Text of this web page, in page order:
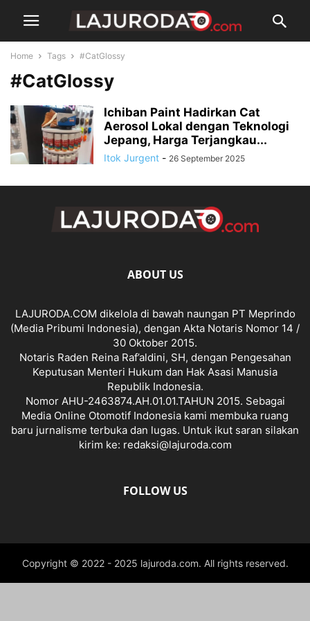
Home Tags #CatGlossy
#CatGlossy
Ichiban Paint Hadirkan Cat
Aerosol Lokal dengan Teknologi
Jepang, Harga Terjangkau...
Itok Jurgent - 26 September 2025
ABOUT US
LAJURODA.COM dikelola di bawah naungan PT Meprindo
(Media Pribumi Indonesia), dengan Akta Notaris Nomor 14 /
30 Oktober 2015.
Notaris Raden Reina Raf’aldini, SH, dengan Pengesahan
Keputusan Menteri Hukum dan Hak Asasi Manusia
Republik Indonesia.
Nomor AHU-2463874.AH.01.01.TAHUN 2015. Sebagai
Media Online Otomotif Indonesia kami membuka ruang
baru jurnalisme terbuka dan lugas. Untuk ikut saran silakan
kirim ke: redaksi@lajuroda.com
FOLLOW US
Copyright © 2022 - 2025 lajuroda.com. All rights reserved.